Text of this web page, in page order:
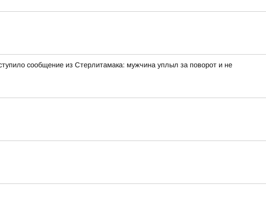
сообщение из Стерлитамака: мужчина уплыл за поворот и не